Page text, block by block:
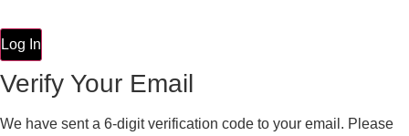
Log In
Verify Your Email
We have sent a 6-digit verification code to your email. Please